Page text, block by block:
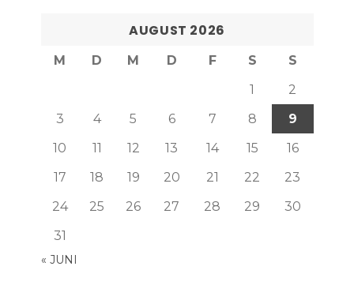
AUGUST 2026
M D M D F S
S
1
2
3
4 5 6 7 8
9
10
11 12 13 14 15
16
17
18 19 20 21 22
23
24
25 26 27 28 29
30
31
« JUNI